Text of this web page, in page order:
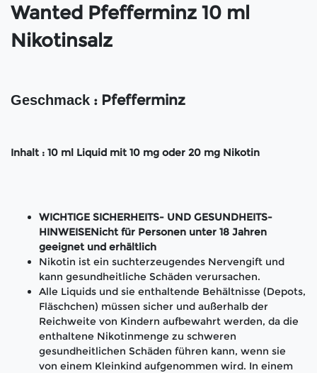
Wanted Pfefferminz 10 ml
Nikotinsalz
Geschmack : Pfefferminz
Inhalt : 10 ml Liquid mit 10 mg oder 20 mg Nikotin
WICHTIGE SICHERHEITS- UND GESUNDHEITS-
HINWEISENicht für Personen unter 18 Jahren
geeignet und erhältlich
Nikotin ist ein suchterzeugendes Nervengift und
kann gesundheitliche Schäden verursachen.
Alle Liquids und sie enthaltende Behältnisse (Depots,
Fläschchen) müssen sicher und außerhalb der
Reichweite von Kindern aufbewahrt werden, da die
enthaltene Nikotinmenge zu schweren
gesundheitlichen Schäden führen kann, wenn sie
von einem Kleinkind aufgenommen wird. In einem